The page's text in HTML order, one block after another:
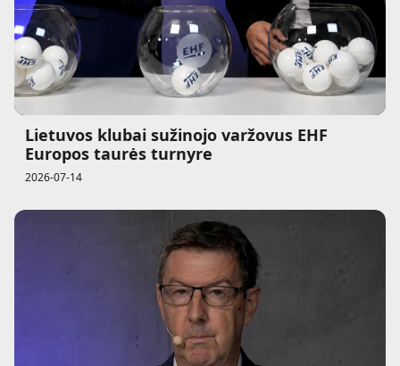
Lietuvos klubai sužinojo varžovus EHF
Europos taurės turnyre
2026-07-14